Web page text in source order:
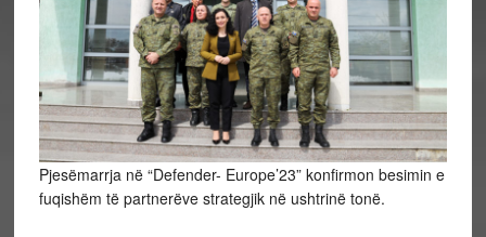
Pjesëmarrja në “Defender- Europe’23” konfirmon besimin e
fuqishëm të partnerëve strategjik në ushtrinë tonë.